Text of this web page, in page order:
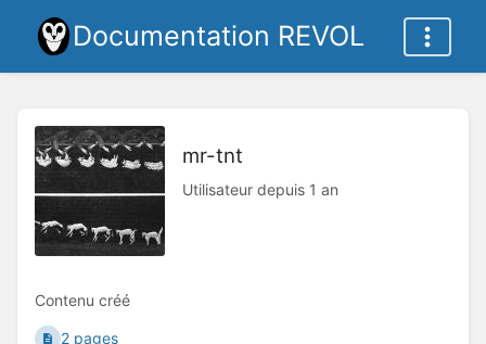
Documentation REVOL
mr-tnt
Utilisateur depuis 1 an
Contenu créé
2 pages